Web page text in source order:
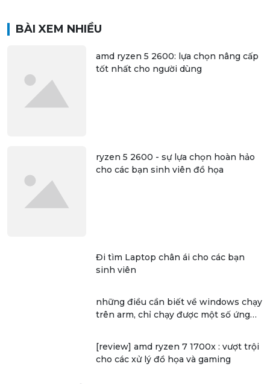
BÀI XEM NHIỀU
amd ryzen 5 2600: lựa chọn nâng cấp
tốt nhất cho người dùng
ryzen 5 2600 - sự lựa chọn hoàn hảo
cho các bạn sinh viên đồ họa
Đi tìm Laptop chân ái cho các bạn
sinh viên
những điều cần biết về windows chạy
trên arm, chỉ chạy được một số ứng
[review] amd ryzen 7 1700x : vượt trội
cho các xử lý đồ họa và gaming